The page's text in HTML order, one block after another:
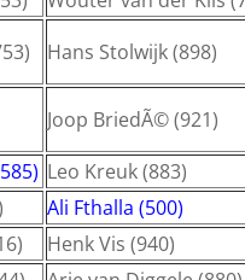
Hans Stolwijk (898)
Joop BriedÃ© (921)
Leo Kreuk (883)
Ali Fthalla (500)
Henk Vis (940)